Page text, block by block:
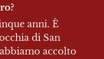
anni. È
di San
accolto